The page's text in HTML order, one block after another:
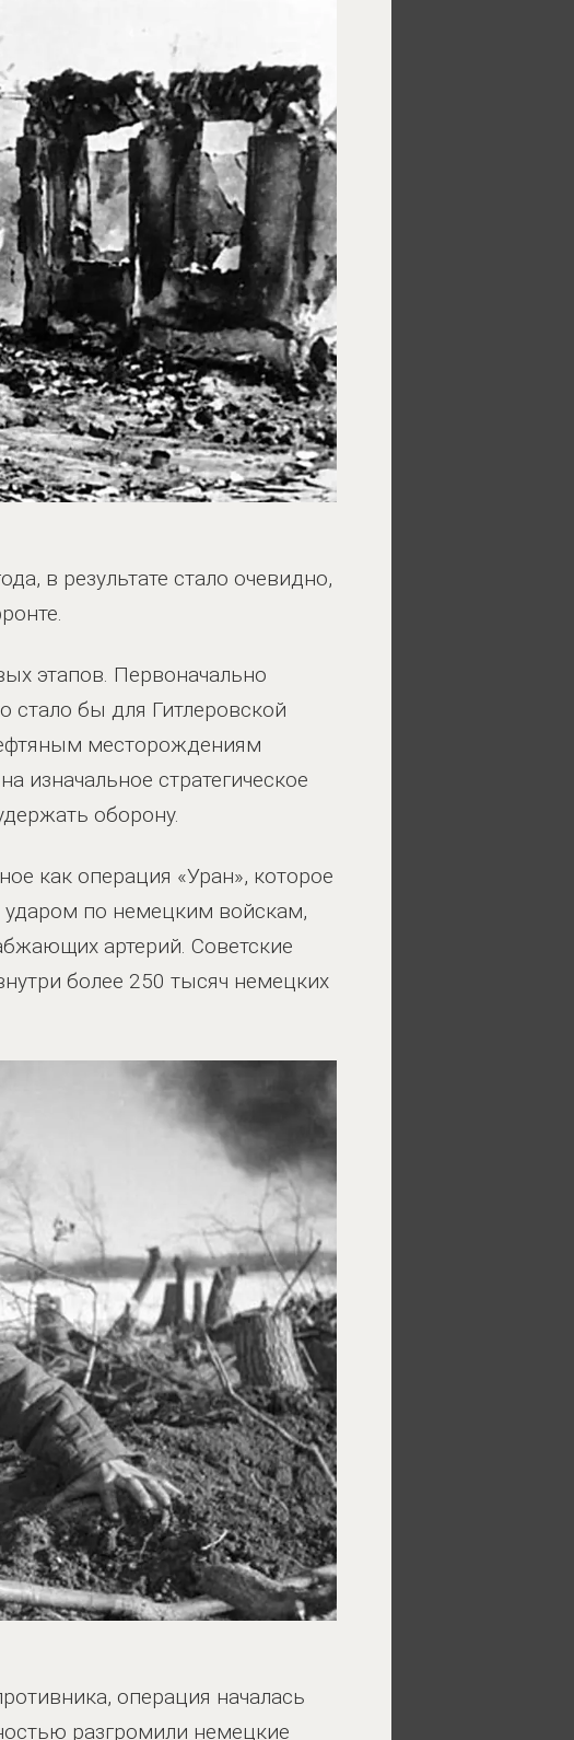
в результате стало очевидно,
этапов. Первоначально
стало бы для Гитлеровской
месторождениям
изначальное стратегическое
оборону.
как операция «Уран», которое
по немецким войскам,
артерий. Советские
более 250 тысяч немецких
операция началась
разгромили немецкие